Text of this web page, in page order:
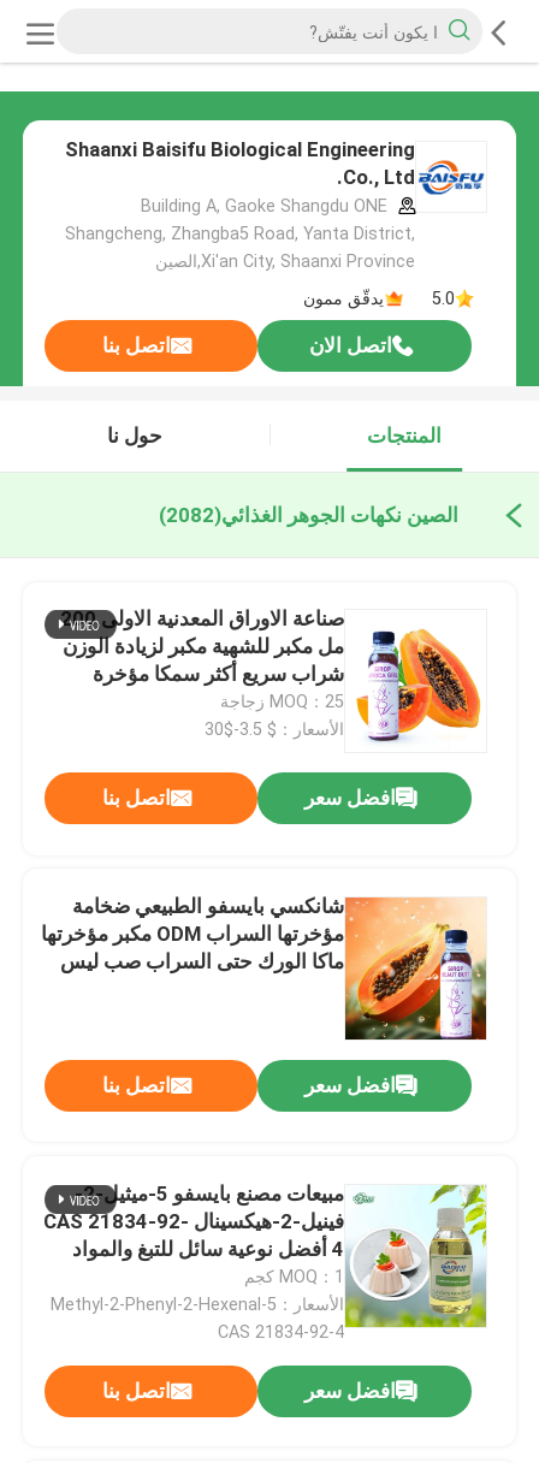
Shaanxi Baisifu Biological Engineering
Co., Ltd.
Building A, Gaoke Shangdu ONE
Shangcheng, Zhangba5 Road, Yanta District,
Xi'an City, Shaanxi Province,الصين
5.0
يدقّق ممون
اتصل الان اتصل بنا
المنتجات حول نا
الصين نكهات الجوهر الغذائي(2082)
صناعة الاوراق المعدنية الاولى 200
مل مكبر للشهية مكبر لزيادة الوزن
شراب سريع أكثر سمكا مؤخرة
المنشط مشروب متعدد الفيتامينات
مكمل مؤخرة تعزيز شراب الشكل
MOQ：25 زجاجة
الأسعار：$ 3.5-$30
افضل سعر اتصل بنا
شانكسي بايسفو الطبيعي ضخامة
مؤخرتها السراب ODM مكبر مؤخرتها
ماكا الورك حتى السراب صب ليس
افضل سعر اتصل بنا
مبيعات مصنع بايسفو 5-ميثيل-2-
فينيل-2-هيكسينال CAS 21834-92-
4 أفضل نوعية سائل للتبغ والمواد
الغذائية
MOQ：1 كجم
الأسعار：5-Methyl-2-Phenyl-2-Hexenal
CAS 21834-92-4
افضل سعر اتصل بنا